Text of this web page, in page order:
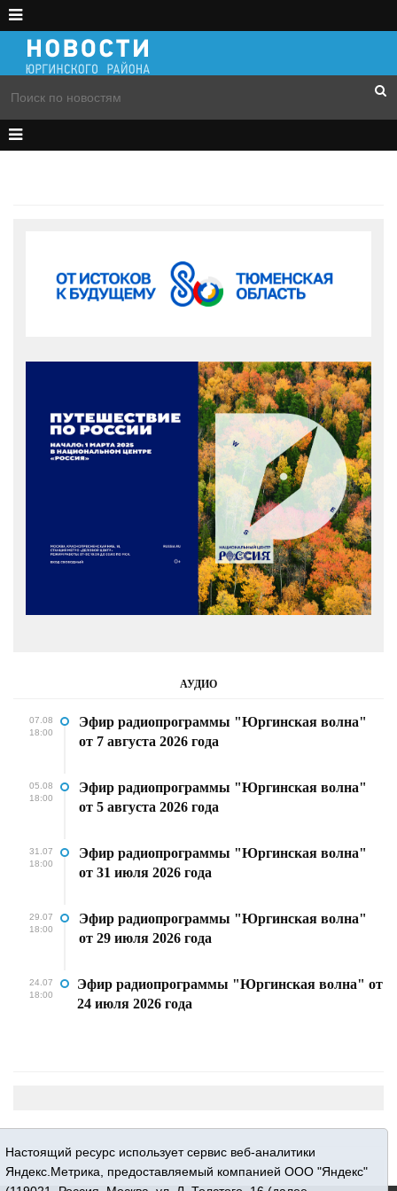
АУДИО
07.08
18:00
Эфир радиопрограммы "Юргинская волна"
от 7 августа 2026 года
05.08
18:00
Эфир радиопрограммы "Юргинская волна"
от 5 августа 2026 года
31.07
18:00
Эфир радиопрограммы "Юргинская волна"
от 31 июля 2026 года
29.07
18:00
Эфир радиопрограммы "Юргинская волна"
от 29 июля 2026 года
24.07
18:00
Эфир радиопрограммы "Юргинская волна" от
24 июля 2026 года
Настоящий ресурс использует сервис веб-аналитики
Яндекс.Метрика, предоставляемый компанией ООО "Яндекс"